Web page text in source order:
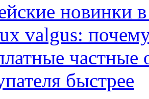
новинки
valgus: почему
частные
быстрее